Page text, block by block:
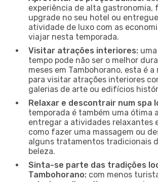
experiência de alta gastronomia,
upgrade no seu hotel ou
atividade de luxo com as
viajar nesta temporada.
Visitar atrações interiores:
tempo pode não ser o melhor
meses em Tambohorano, esta é
para visitar atrações interiores
galerias de arte ou edifícios
Relaxar e descontrair num spa
temporada é também uma ótima
entregar a atividades relaxantes
como fazer uma massagem ou
alguns tratamentos tradicionais
beleza.
Sinta-se parte das tradições
Tambohorano: com menos